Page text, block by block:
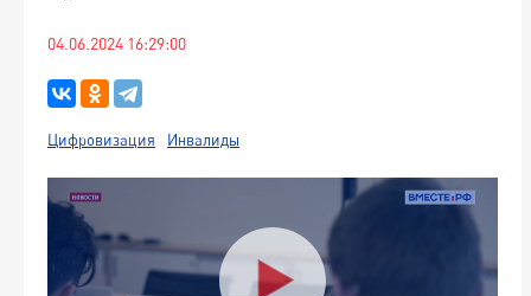
04.06.2024 16:29:00
Цифровизация Инвалиды